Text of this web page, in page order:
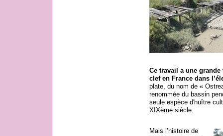
Ce travail a une
clef en France dans
plate, du nom de «
renommée du bassin
seule espèce d'huître
XIXème siècle.
Mais l’histoire de